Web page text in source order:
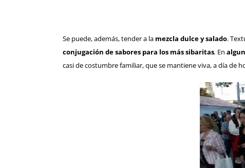
Se puede, además, tender a la mezcla dulce y salado.
conjugación de sabores para los más sibaritas. En
casi de costumbre familiar, que se mantiene viva, a día de